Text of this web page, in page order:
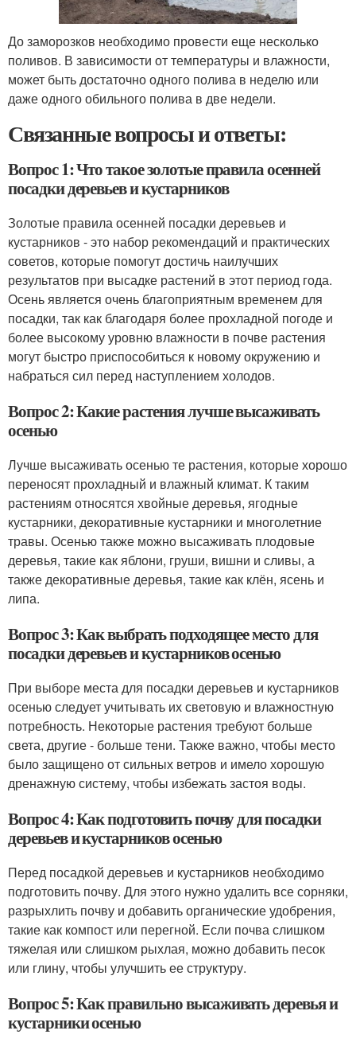
До заморозков необходимо провести еще несколько
поливов. В зависимости от температуры и влажности,
может быть достаточно одного полива в неделю или
даже одного обильного полива в две недели.
Связанные вопросы и ответы:
Вопрос 1: Что такое золотые правила осенней
посадки деревьев и кустарников
Золотые правила осенней посадки деревьев и
кустарников - это набор рекомендаций и практических
советов, которые помогут достичь наилучших
результатов при высадке растений в этот период года.
Осень является очень благоприятным временем для
посадки, так как благодаря более прохладной погоде и
более высокому уровню влажности в почве растения
могут быстро приспособиться к новому окружению и
набраться сил перед наступлением холодов.
Вопрос 2: Какие растения лучше высаживать
осенью
Лучше высаживать осенью те растения, которые хорошо
переносят прохладный и влажный климат. К таким
растениям относятся хвойные деревья, ягодные
кустарники, декоративные кустарники и многолетние
травы. Осенью также можно высаживать плодовые
деревья, такие как яблони, груши, вишни и сливы, а
также декоративные деревья, такие как клён, ясень и
липа.
Вопрос 3: Как выбрать подходящее место для
посадки деревьев и кустарников осенью
При выборе места для посадки деревьев и кустарников
осенью следует учитывать их световую и влажностную
потребность. Некоторые растения требуют больше
света, другие - больше тени. Также важно, чтобы место
было защищено от сильных ветров и имело хорошую
дренажную систему, чтобы избежать застоя воды.
Вопрос 4: Как подготовить почву для посадки
деревьев и кустарников осенью
Перед посадкой деревьев и кустарников необходимо
подготовить почву. Для этого нужно удалить все сорняки,
разрыхлить почву и добавить органические удобрения,
такие как компост или перегной. Если почва слишком
тяжелая или слишком рыхлая, можно добавить песок
или глину, чтобы улучшить ее структуру.
Вопрос 5: Как правильно высаживать деревья и
кустарники осенью